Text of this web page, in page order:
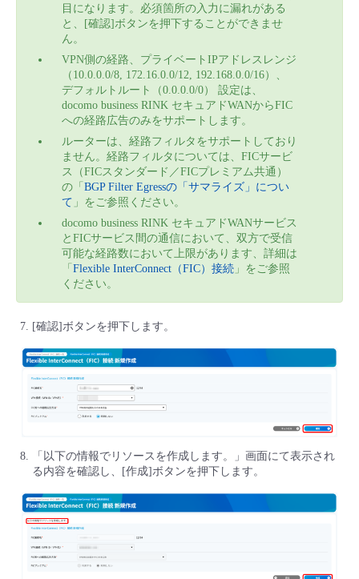
目になります。必須箇所の入力に漏れがある
と、[確認]ボタンを押下することができませ
ん。
VPN側の経路、プライベートIPアドレスレンジ
（10.0.0.0/8, 172.16.0.0/12, 192.168.0.0/16）、
デフォルトルート（0.0.0.0/0） 設定は、
docomo business RINK セキュアドWANからFIC
への経路広告のみをサポートします。
ルーターは、経路フィルタをサポートしており
ません。経路フィルタについては、FICサービ
ス（FICスタンダード／FICプレミアム共通）
の「 BGP Filter Egressの「サマライズ」につい
て 」をご参照ください。
docomo business RINK セキュアドWANサービス
とFICサービス間の通信において、双方で受信
可能な経路数において上限があります、詳細は
「 Flexible InterConnect（FIC）接続 」をご参照
ください。
[確認]ボタンを押下します。
「以下の情報でリソースを作成します。」画面にて表示され
る内容を確認し、[作成]ボタンを押下します。